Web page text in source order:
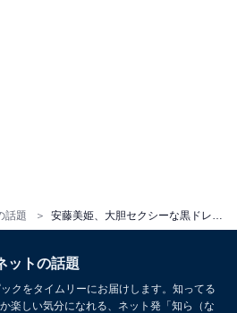
話題 安藤美姫、大胆セクシーな黒ドレス姿！ 「めっちゃ綺麗 そしてカッコ良すぎ」「目のやり場に困る」
ットの話題
クをタイムリーにお届けします。知ってる
楽しい気分になれる、ネット発「知ら（な